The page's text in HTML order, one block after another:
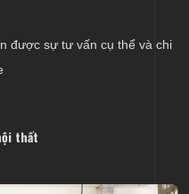
được sự tư vấn cụ thể và chi
thất